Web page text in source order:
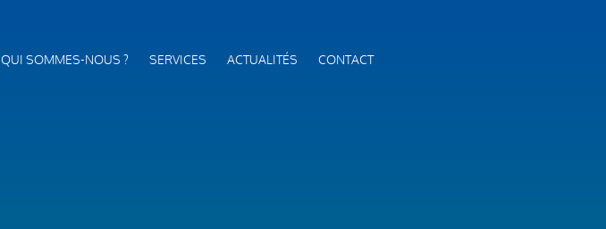
QUI SOMMES-NOUS ? SERVICES ACTUALITÉS CONTACT